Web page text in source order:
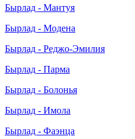
Бырлад - Мантуя
Бырлад - Модена
Бырлад - Реджо-Эмилия
Бырлад - Парма
Бырлад - Болонья
Бырлад - Имола
Бырлад - Фаэнца